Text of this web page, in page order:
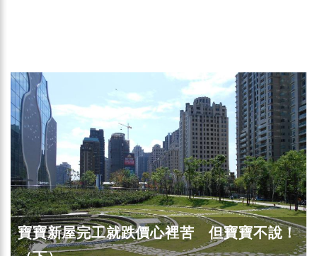
寶寶新屋完工就跌價心裡苦 但寶寶不說！